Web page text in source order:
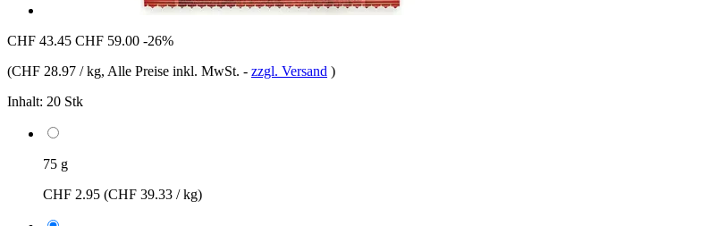
CHF 43.45 CHF 59.00 -26%
(CHF 28.97 / kg, Alle Preise inkl. MwSt. - zzgl. Versand )
Inhalt: 20 Stk
75 g
CHF 2.95 (CHF 39.33 / kg)